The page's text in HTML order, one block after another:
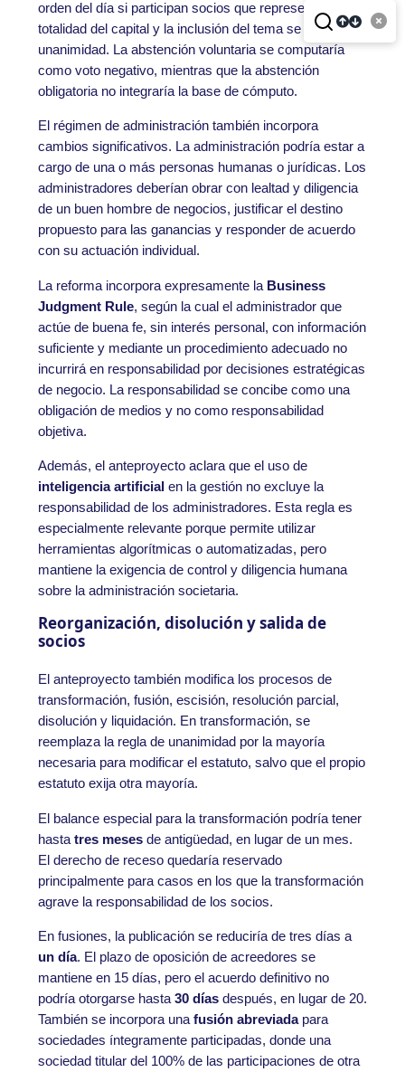
orden del día si participan socios que representen la
totalidad del capital y la inclusión del tema se decide por
unanimidad. La abstención voluntaria se computaría
como voto negativo, mientras que la abstención
obligatoria no integraría la base de cómputo.
El régimen de administración también incorpora
cambios significativos. La administración podría estar a
cargo de una o más personas humanas o jurídicas. Los
administradores deberían obrar con lealtad y diligencia
de un buen hombre de negocios, justificar el destino
propuesto para las ganancias y responder de acuerdo
con su actuación individual.
La reforma incorpora expresamente la Business
Judgment Rule, según la cual el administrador que
actúe de buena fe, sin interés personal, con información
suficiente y mediante un procedimiento adecuado no
incurrirá en responsabilidad por decisiones estratégicas
de negocio. La responsabilidad se concibe como una
obligación de medios y no como responsabilidad
objetiva.
Además, el anteproyecto aclara que el uso de
inteligencia artificialen la gestión no excluye la
responsabilidad de los administradores. Esta regla es
especialmente relevante porque permite utilizar
herramientas algorítmicas o automatizadas, pero
mantiene la exigencia de control y diligencia humana
sobre la administración societaria.
Reorganización, disolución y salida de
socios
El anteproyecto también modifica los procesos de
transformación, fusión, escisión, resolución parcial,
disolución y liquidación. En transformación, se
reemplaza la regla de unanimidad por la mayoría
necesaria para modificar el estatuto, salvo que el propio
estatuto exija otra mayoría.
El balance especial para la transformación podría tener
hasta tres mesesde antigüedad, en lugar de un mes.
El derecho de receso quedaría reservado
principalmente para casos en los que la transformación
agrave la responsabilidad de los socios.
En fusiones, la publicación se reduciría de tres días a
un día. El plazo de oposición de acreedores se
mantiene en 15 días, pero el acuerdo definitivo no
podría otorgarse hasta 30 díasdespués, en lugar de 20.
También se incorpora una fusión abreviadapara
sociedades íntegramente participadas, donde una
sociedad titular del 100% de las participaciones de otra